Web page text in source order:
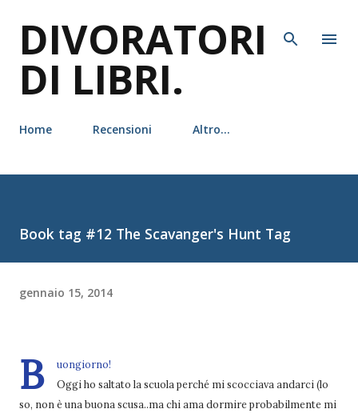
DIVORATORI
DI LIBRI.
Home Recensioni Altro…
Book tag #12 The Scavanger's Hunt Tag
gennaio 15, 2014
B
uongiorno!
Oggi ho saltato la scuola perché mi scocciava andarci (lo
so, non è una buona scusa..ma chi ama dormire probabilmente mi